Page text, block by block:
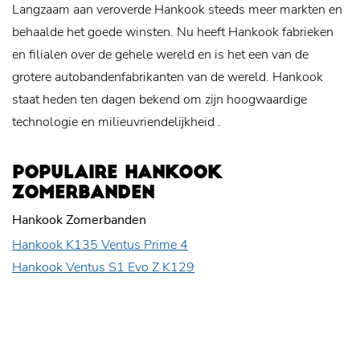
Langzaam aan veroverde Hankook steeds meer markten en
behaalde het goede winsten. Nu heeft Hankook fabrieken
en filialen over de gehele wereld en is het een van de
grotere autobandenfabrikanten van de wereld. Hankook
staat heden ten dagen bekend om zijn hoogwaardige
technologie en milieuvriendelijkheid .
POPULAIRE HANKOOK
ZOMERBANDEN
Hankook Zomerbanden
Hankook K135 Ventus Prime 4
Hankook Ventus S1 Evo Z K129